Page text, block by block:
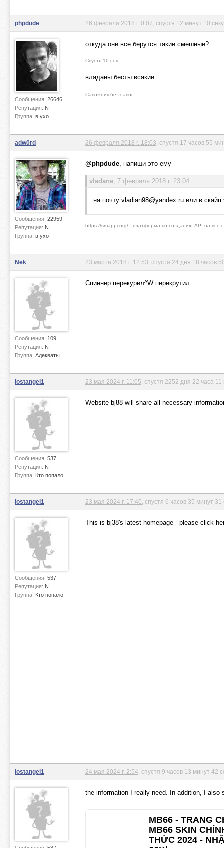
phpdude
Сообщения: 26646
Репутация: N
Группа: в ухо
26 февраля 2018 г. 0:07 , спустя 12 минут 10
откуда они все берутся такие смешные?
Спустя 10 сек.
владаны бесты всякие
Сапожник без сапог
adw0rd
Сообщения: 22959
Репутация: N
Группа: в ухо
26 февраля 2018 г. 18:03 , спустя 17 часов 55
@phpdude, напиши это ему
vladane, 7 февраля 2018 г. 23:04
на почту vladian98@yandex.ru или в скайп
https://smappi.org/ - платформа по созданию API на все
Nek
Сообщения: 109
Репутация: N
Группа: Адекваты
23 марта 2018 г. 12:53 , спустя 24 дня 18 часов
Спиннер перекурил^W перекрутил.
lostangel1
Сообщения: 537
Репутация: N
Группа: Кто попало
23 мая 2024 г. 11:05 , спустя 2252 дня 22 часа
Website bj88 will share all necessary
lostangel1
Сообщения: 537
Репутация: N
Группа: Кто попало
23 мая 2024 г. 17:40 , спустя 6 часов 35 минут 31
This is bj38's latest homepage - please click
lostangel1 24 мая 2024 г. 2:54 , спустя 9 часов 13 минут 42
the information I really need. In addition, I
MB66 - TRANG
MB66 SKIN
THỨC 2024 -